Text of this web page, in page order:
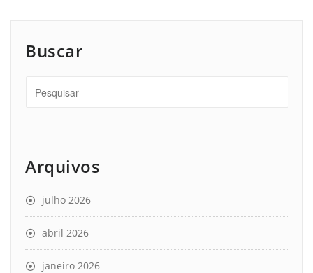
Buscar
Arquivos
julho 2026
abril 2026
janeiro 2026